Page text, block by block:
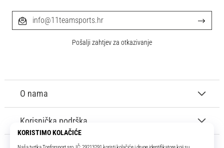
O nama
Korisnička podrška
info@11teamsports.hr
Pošalji zahtjev za otkazivanje